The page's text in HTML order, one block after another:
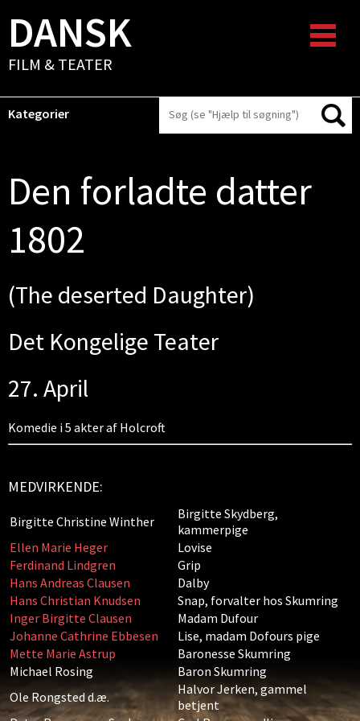
DANSK
FILM & TEATER
Kategorier
Den forladte datter
1802
(The deserted Daughter)
Det Kongelige Teater
27. April
Komedie i 5 akter af Holcroft
MEDVIRKENDE:
Birgitte Christine Winther
Birgitte Skydberg,
kammerpige
Ellen Marie Heger
Lovise
Ferdinand Lindgren
Grip
Hans Andreas Clausen
Dalby
Hans Christian Knudsen
Snap, forvalter hos Skumring
Inger Birgitte Clausen
Madam Dufour
Johanne Cathrine Ebbesen
Lise, madam Dofours pige
Mette Marie Astrup
Baronesse Skumring
Michael Rosing
Baron Skumring
Ole Rongsted d.æ.
Halvor Jerken, gammel
betjent